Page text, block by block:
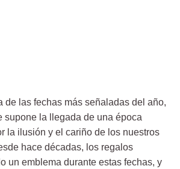
de las fechas más señaladas del año,
supone la llegada de una época
la ilusión y el cariño de los nuestros
hace décadas, los regalos
un emblema durante estas fechas, y